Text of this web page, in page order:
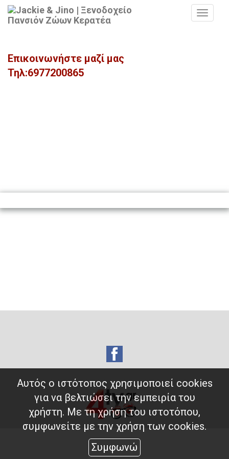
Επικοινωνήστε μαζί μας
Τηλ:6977200865
Αυτός ο ιστότοπος χρησιμοποιεί cookies
για να βελτιώσει την εμπειρία του
χρήστη. Με τη χρήση του ιστοτόπου,
συμφωνείτε με την χρήση των cookies.
Συμφωνώ